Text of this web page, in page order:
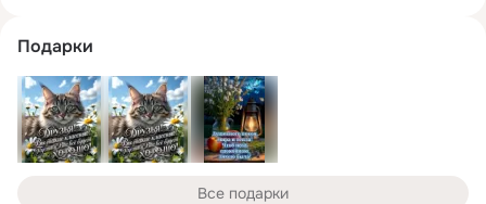
Подарки
Все подарки